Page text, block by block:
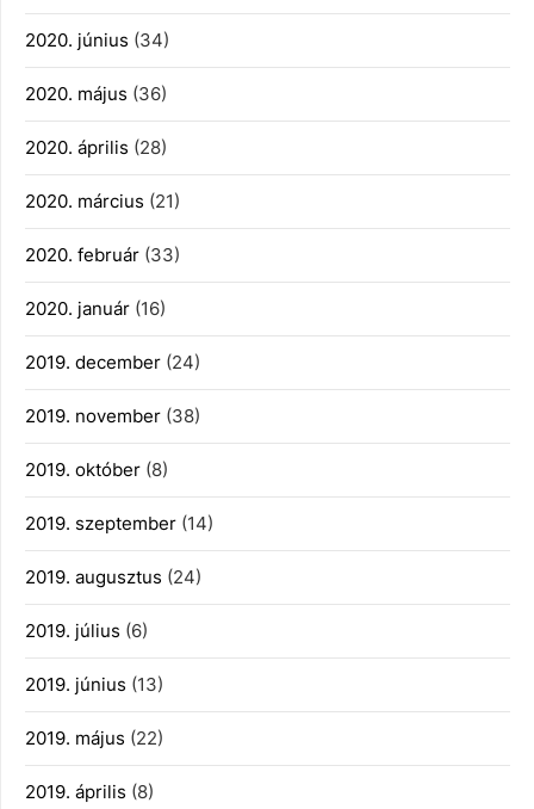
2020. június (34)
2020. május (36)
2020. április (28)
2020. március (21)
2020. február (33)
2020. január (16)
2019. december (24)
2019. november (38)
2019. október (8)
2019. szeptember (14)
2019. augusztus (24)
2019. július (6)
2019. június (13)
2019. május (22)
2019. április (8)